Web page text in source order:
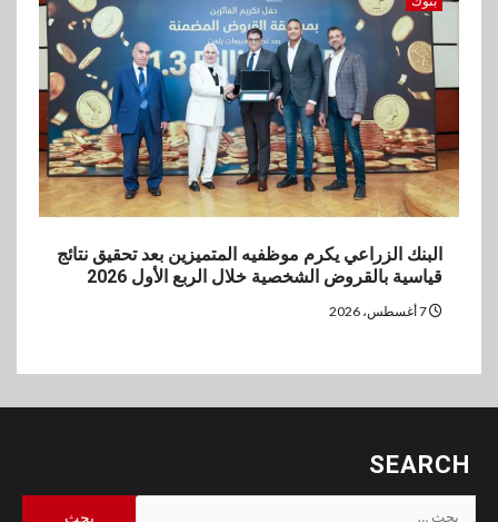
البنك الزراعي يكرم موظفيه المتميزين بعد تحقيق نتائج
قياسية بالقروض الشخصية خلال الربع الأول 2026
SEARCH
البحث